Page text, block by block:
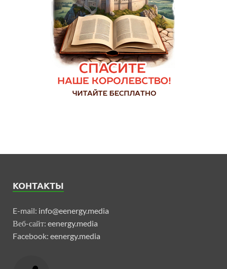
КОНТАКТЫ
E-mail: info@eenergy.media
Веб-сайт: eenergy.media
Facebook: eenergy.media